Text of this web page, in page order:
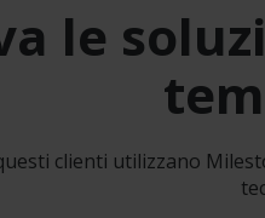
le
clienti utilizzano